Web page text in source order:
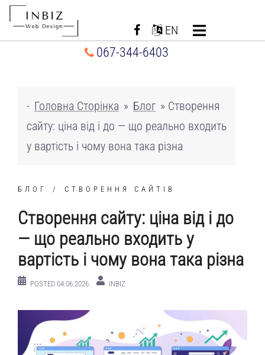
Перейти
EN
067-344-6403
- Головна Сторінка » Блог » Створення
сайту: ціна від і до — що реально входить
у вартість і чому вона така різна
БЛОГ СТВОРЕННЯ САЙТІВ
Створення сайту: ціна від і до
— що реально входить у
вартість і чому вона така різна
POSTED 04.06.2026 INBIZ